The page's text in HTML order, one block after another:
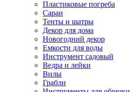
Пластиковые погреба
Сараи
Тенты и шатры
Декор для дома
Новогодний декор
Емкости для воды
Инструмент садовый
Ведра и лейки
Вилы
Грабли